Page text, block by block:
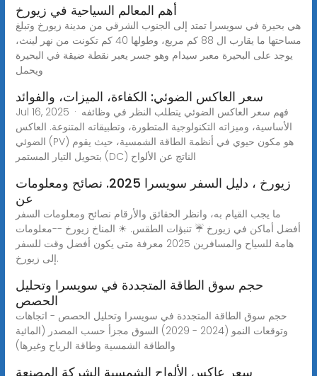
أهم المعالم السياحية في زيورخ
هي بحيرة في سويسرا تمتد إلى الجنوب الشرقي من مدينة زيورخ وتبلغ
مساحتها ما يقارب ال 88 كم مربع، وطولها 40 كم تكونت من نهر لينث،
يوجد على البحيرة معبر سيدام وهو جسر يعبر نقطة ضيقة في البحيرة
ويحمل
سعر العاكس الضوئي: الكفاءة، الميزات، والفوائد
Jul 16, 2025 · فهم سعر العاكس الضوئي يتطلب النظر في وظائفه
الأساسية، وميزاته التكنولوجية المتطورة، وتطبيقاته المتنوعة. العاكس
الضوئي (PV) هو مكون حيوي في أنظمة الطاقة الشمسية، حيث يقوم
بتحويل التيار المستمر (DC) الناتج عن الألواح
زيورخ ، دليل السفر سويسرا 2025. نصائح ومعلومات
عن
ما يجب القيام به، وانظر الحقائق والأرقام نصائح ومعلومات السفر
أفضل أماكن في زيورخ ☔ تنبؤات الطقس. ☀ المناخ زيورخ --معلومات
هامة للسياح والمسافرين 2025 معرفة متى يكون أفضل وقت للسفر
إلى زيورخ.
حجم سوق الطاقة المتجددة في سويسرا وتحليل
الحصص
حجم سوق الطاقة المتجددة في سويسرا وتحليل الحصص - اتجاهات
وتوقعات النمو (2024 - 2029) السوق مجزأ حسب المصدر (المائية
والطاقة الشمسية وطاقة الرياح وغيرها)
سعر عاكس الألواح الشمسية الشركة المصنعة